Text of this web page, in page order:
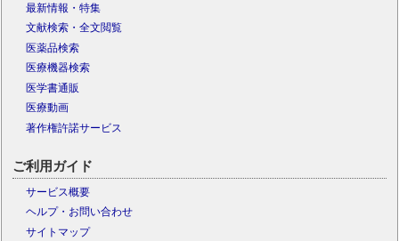
最新情報・特集
文献検索・全文閲覧
医薬品検索
医療機器検索
医学書通販
医療動画
著作権許諾サービス
ご利用ガイド
サービス概要
ヘルプ・お問い合わせ
サイトマップ